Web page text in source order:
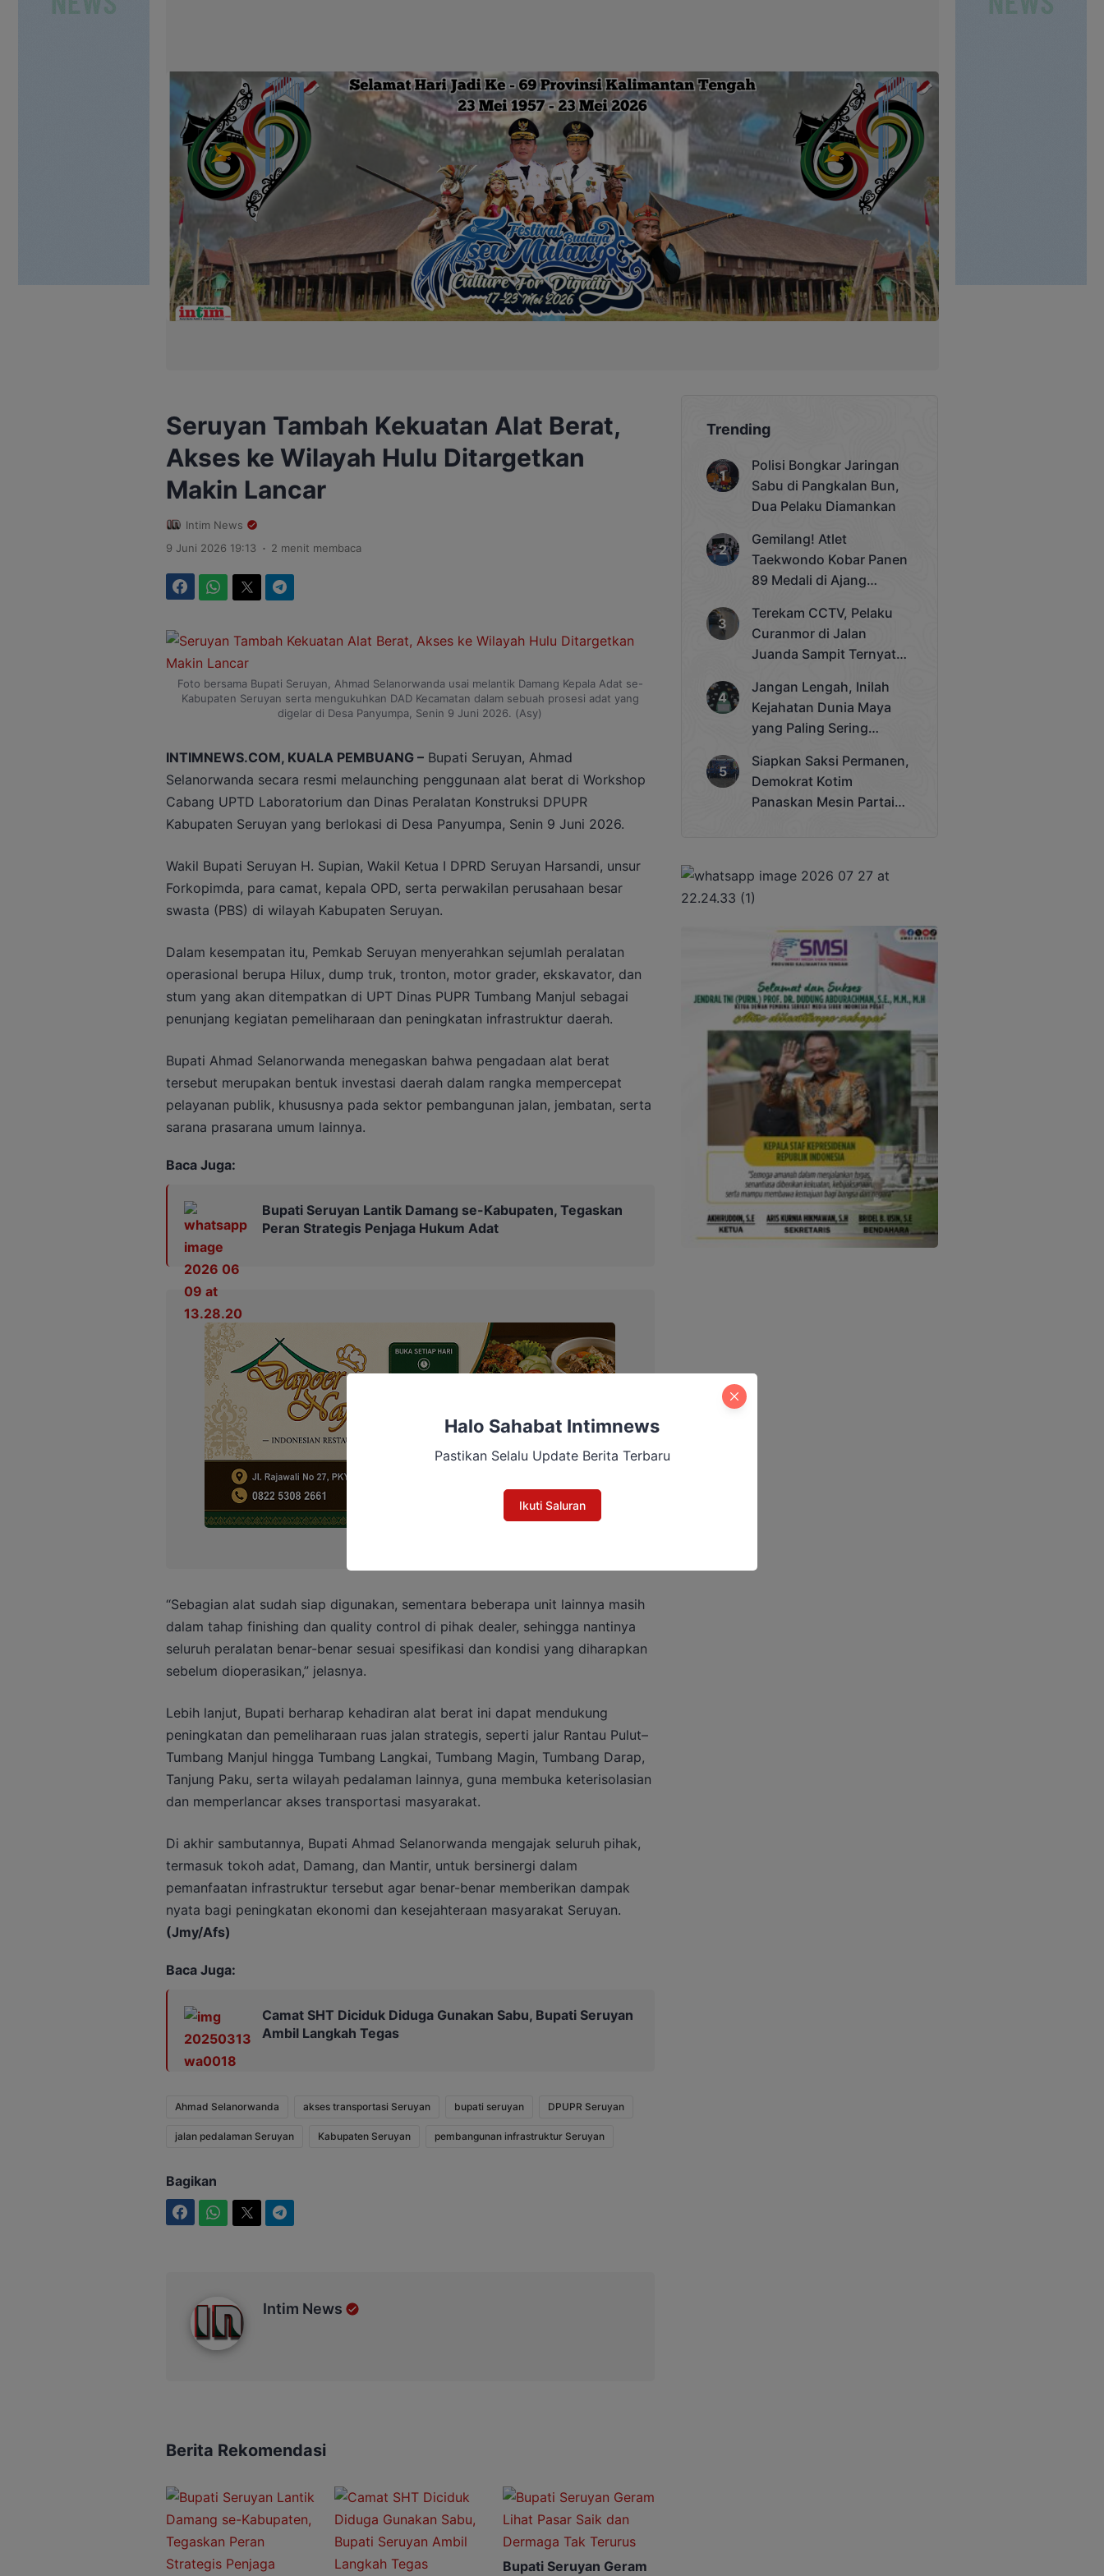
Seruyan Tambah Kekuatan Alat Berat,
Akses ke Wilayah Hulu Ditargetkan
Makin Lancar
Intim News
9 Juni 2026 19:13 . 2 menit membaca
Foto bersama Bupati Seruyan, Ahmad Selanorwanda usai melantik Damang Kepala Adat se-
Kabupaten Seruyan serta mengukuhkan DAD Kecamatan dalam sebuah prosesi adat yang
digelar di Desa Panyumpa, Senin 9 Juni 2026. (Asy)
INTIMNEWS.COM, KUALA PEMBUANG –Bupati Seruyan, Ahmad
Selanorwanda secara resmi melaunching penggunaan alat berat di Workshop
Cabang UPTD Laboratorium dan Dinas Peralatan Konstruksi DPUPR
Kabupaten Seruyan yang berlokasi di Desa Panyumpa, Senin 9 Juni 2026.
Wakil Bupati Seruyan H. Supian, Wakil Ketua I DPRD Seruyan Harsandi, unsur
Forkopimda, para camat, kepala OPD, serta perwakilan perusahaan besar
swasta (PBS) di wilayah Kabupaten Seruyan.
Dalam kesempatan itu, Pemkab Seruyan menyerahkan sejumlah peralatan
operasional berupa Hilux, dump truk, tronton, motor grader, ekskavator, dan
stum yang akan ditempatkan di UPT Dinas PUPR Tumbang Manjul sebagai
penunjang kegiatan pemeliharaan dan peningkatan infrastruktur daerah.
Bupati Ahmad Selanorwanda menegaskan bahwa pengadaan alat berat
tersebut merupakan bentuk investasi daerah dalam rangka mempercepat
pelayanan publik, khususnya pada sektor pembangunan jalan, jembatan, serta
sarana prasarana umum lainnya.
Baca Juga:
Bupati Seruyan Lantik Damang se-Kabupaten, Tegaskan
Peran Strategis Penjaga Hukum Adat
“Sebagian alat sudah siap digunakan, sementara beberapa unit lainnya masih
dalam tahap finishing dan quality control di pihak dealer, sehingga nantinya
seluruh peralatan benar-benar sesuai spesifikasi dan kondisi yang diharapkan
sebelum dioperasikan,” jelasnya.
Lebih lanjut, Bupati berharap kehadiran alat berat ini dapat mendukung
peningkatan dan pemeliharaan ruas jalan strategis, seperti jalur Rantau Pulut–
Tumbang Manjul hingga Tumbang Langkai, Tumbang Magin, Tumbang Darap,
Tanjung Paku, serta wilayah pedalaman lainnya, guna membuka keterisolasian
dan memperlancar akses transportasi masyarakat.
Di akhir sambutannya, Bupati Ahmad Selanorwanda mengajak seluruh pihak,
termasuk tokoh adat, Damang, dan Mantir, untuk bersinergi dalam
pemanfaatan infrastruktur tersebut agar benar-benar memberikan dampak
nyata bagi peningkatan ekonomi dan kesejahteraan masyarakat Seruyan.
(Jmy/Afs)
Baca Juga:
Camat SHT Diciduk Diduga Gunakan Sabu, Bupati Seruyan
Ambil Langkah Tegas
Ahmad Selanorwanda akses transportasi Seruyan bupati seruyan DPUPR Seruyan
jalan pedalaman Seruyan Kabupaten Seruyan pembangunan infrastruktur Seruyan
Bagikan
Intim News
Berita Rekomendasi
Bupati Seruyan Geram
Trending
Polisi Bongkar Jaringan
Sabu di Pangkalan Bun,
Dua Pelaku Diamankan
Gemilang! Atlet
Taekwondo Kobar Panen
89 Medali di Ajang
Cup 2025
Terekam CCTV, Pelaku
Curanmor di Jalan
Juanda Sampit Ternyata
Jangan Lengah, Inilah
Kejahatan Dunia Maya
yang Paling Sering
Siapkan Saksi Permanen,
Demokrat Kotim
Panaskan Mesin Partai
Halo Sahabat Intimnews
Pastikan Selalu Update Berita Terbaru
Ikuti Saluran